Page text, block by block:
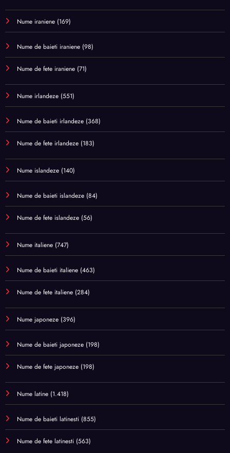
Nume iraniene (169)
Nume de baieti iraniene (98)
Nume de fete iraniene (71)
Nume irlandeze (551)
Nume de baieti irlandeze (368)
Nume de fete irlandeze (183)
Nume islandeze (140)
Nume de baieti islandeze (84)
Nume de fete islandeze (56)
Nume italiene (747)
Nume de baieti italiene (463)
Nume de fete italiene (284)
Nume japoneze (396)
Nume de baieti japoneze (198)
Nume de fete japoneze (198)
Nume latine (1.418)
Nume de baieti latinesti (855)
Nume de fete latinesti (563)